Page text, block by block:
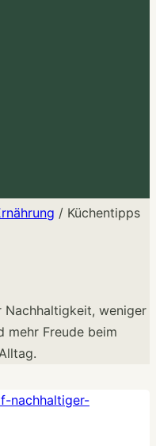
/ Küchentipps
Nachhaltigkeit, weniger
mehr Freude beim